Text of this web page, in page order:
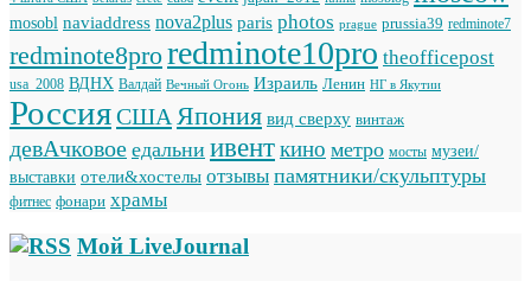
mosobl naviaddress nova2plus paris photos prague prussia39 redminote7
redminote8proredminote10pro theofficepost
usa_2008 ВДНХ Валдай Вечный Огонь Израиль Ленин НГ в Якутии
РоссияСША Япония вид сверху винтаж
девАчковое едальни ивенткино метро мосты музеи/
выставки отели&хостелы отзывы памятники/скульптуры
фитнес фонари храмы
Мой LiveJournal